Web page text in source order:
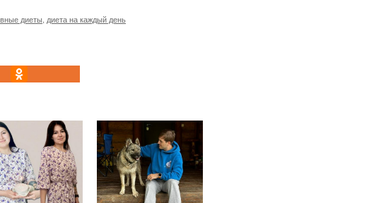
диеты диета на каждый день